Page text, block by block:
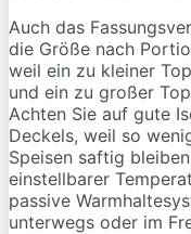
Auch das
die Größe nach
weil ein zu kleiner
und ein zu großer
Achten Sie auf gute
Deckels, weil so
Speisen saftig
einstellbarer
passive
unterwegs oder im